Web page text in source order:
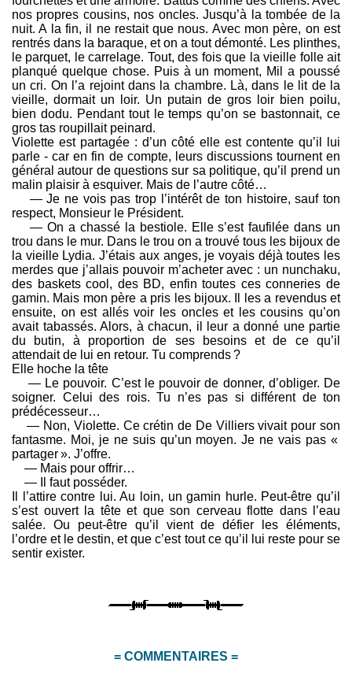
nos propres cousins, nos oncles. Jusqu’à la tombée de la
nuit. A la fin, il ne restait que nous. Avec mon père, on est
rentrés dans la baraque, et on a tout démonté. Les plinthes,
le parquet, le carrelage. Tout, des fois que la vieille folle ait
planqué quelque chose. Puis à un moment, Mil a poussé
un cri. On l’a rejoint dans la chambre. Là, dans le lit de la
vieille, dormait un loir. Un putain de gros loir bien poilu,
bien dodu. Pendant tout le temps qu’on se bastonnait, ce
gros tas roupillait peinard.
Violette est partagée : d’un côté elle est contente qu’il lui
parle - car en fin de compte, leurs discussions tournent en
général autour de questions sur sa politique, qu’il prend un
malin plaisir à esquiver. Mais de l’autre côté…
— Je ne vois pas trop l’intérêt de ton histoire, sauf ton
respect, Monsieur le Président.
— On a chassé la bestiole. Elle s’est faufilée dans un
trou dans le mur. Dans le trou on a trouvé tous les bijoux de
la vieille Lydia. J’étais aux anges, je voyais déjà toutes les
merdes que j’allais pouvoir m’acheter avec : un nunchaku,
des baskets cool, des BD, enfin toutes ces conneries de
gamin. Mais mon père a pris les bijoux. Il les a revendus et
ensuite, on est allés voir les oncles et les cousins qu’on
avait tabassés. Alors, à chacun, il leur a donné une partie
du butin, à proportion de ses besoins et de ce qu’il
attendait de lui en retour. Tu comprends ?
Elle hoche la tête
— Le pouvoir. C’est le pouvoir de donner, d’obliger. De
soigner. Celui des rois. Tu n’es pas si différent de ton
prédécesseur…
— Non, Violette. Ce crétin de De Villiers vivait pour son
fantasme. Moi, je ne suis qu’un moyen. Je ne vais pas «
partager ». J’offre.
— Mais pour offrir…
— Il faut posséder.
Il l’attire contre lui. Au loin, un gamin hurle. Peut-être qu’il
s’est ouvert la tête et que son cerveau flotte dans l’eau
salée. Ou peut-être qu’il vient de défier les éléments,
l’ordre et le destin, et que c’est tout ce qu’il lui reste pour se
sentir exister.
= COMMENTAIRES =